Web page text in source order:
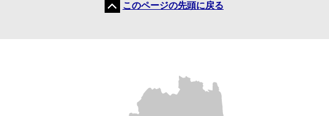
このページの先頭に戻る